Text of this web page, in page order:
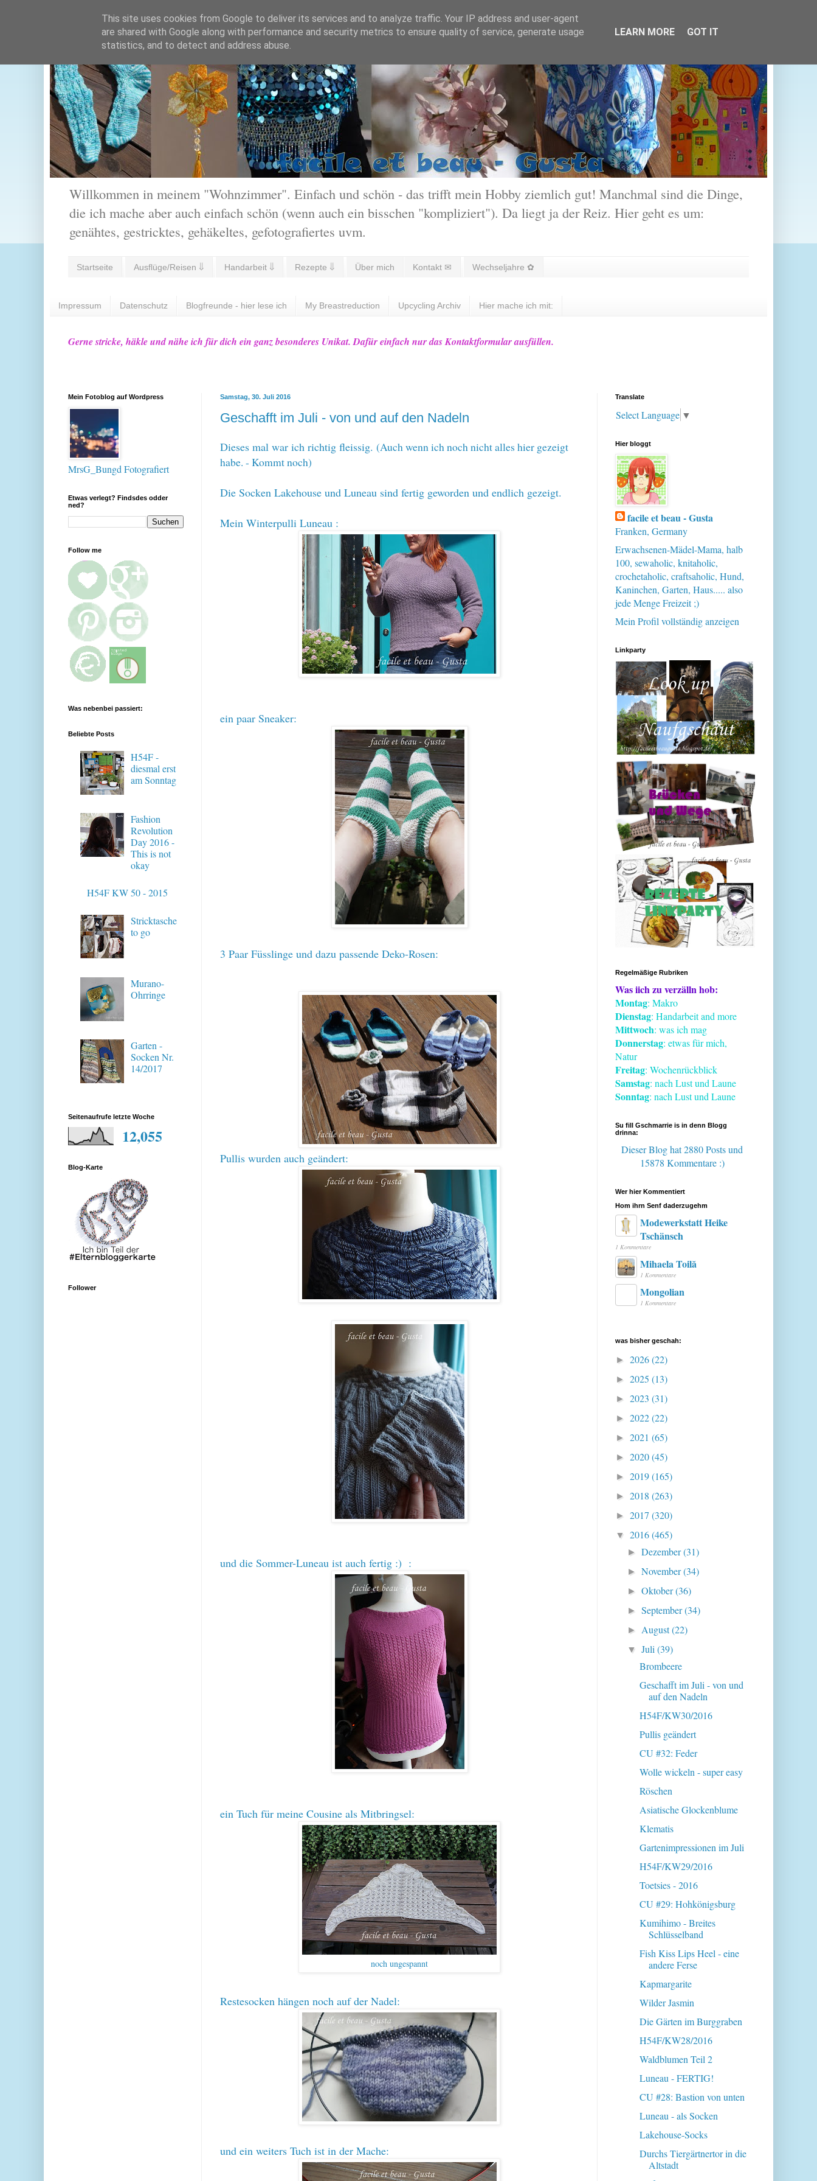
Willkommen in meinem "Wohnzimmer". Einfach und schön - das trifft mein Hobby ziemlich gut! Manchmal sind die Dinge,
die ich mache aber auch einfach schön (wenn auch ein bisschen "kompliziert"). Da liegt ja der Reiz. Hier geht es um:
genähtes, gestricktes, gehäkeltes, gefotografiertes uvm.
Startseite Ausflüge/Reisen ⇓ Handarbeit ⇓ Rezepte ⇓ Über mich Kontakt ✉ Wechseljahre ✿
Impressum Datenschutz Blogfreunde - hier lese ich My Breastreduction Upcycling Archiv Hier mache ich mit:
Gerne stricke, häkle und nähe ich für dich ein ganz besonderes Unikat. Dafür einfach nur das Kontaktformular ausfüllen.
Samstag, 30. Juli 2016
Geschafft im Juli - von und auf den Nadeln
Dieses mal war ich richtig fleissig. (Auch wenn ich noch nicht alles hier gezeigt
habe. - Kommt noch)
Die Socken Lakehouse und Luneau sind fertig geworden und endlich gezeigt.
Mein Winterpulli Luneau :
ein paar Sneaker:
3 Paar Füsslinge und dazu passende Deko-Rosen:
Pullis wurden auch geändert:
und die Sommer-Luneau ist auch fertig :) :
ein Tuch für meine Cousine als Mitbringsel:
noch ungespannt
Restesocken hängen noch auf der Nadel:
und ein weiters Tuch ist in der Mache:
Mein Fotoblog auf Wordpress
MrsG_Bungd Fotografiert
Etwas verlegt? Findsdes odder
ned?
Follow me
Was nebenbei passiert:
Beliebte Posts
H54F -
diesmal erst
am Sonntag
Fashion
Revolution
Day 2016 -
This is not
okay
H54F KW 50 - 2015
Stricktasche
to go
Murano-
Ohrringe
Garten -
Socken Nr.
14/2017
Seitenaufrufe letzte Woche
12,055
Blog-Karte
Follower
Translate
Select Language ▼
Hier bloggt
facile et beau - Gusta
Franken, Germany
Erwachsenen-Mädel-Mama, halb
100, sewaholic, knitaholic,
crochetaholic, craftsaholic, Hund,
Kaninchen, Garten, Haus..... also
jede Menge Freizeit ;)
Mein Profil vollständig anzeigen
Linkparty
Regelmäßige Rubriken
Was iich zu verzälln hob:
Montag: Makro
Dienstag: Handarbeit and more
Mittwoch: was ich mag
Donnerstag: etwas für mich,
Natur
Freitag: Wochenrückblick
Samstag: nach Lust und Laune
Sonntag: nach Lust und Laune
Su fill Gschmarrie is in denn Blogg
drinna:
Dieser Blog hat 2880 Postsund
15878 Kommentare :)
Wer hier Kommentiert
Hom ihrn Senf daderzugehm
Modewerkstatt Heike
Tschänsch
1 Kommentare
Mihaela Toilă
1 Kommentare
Mongolian
1 Kommentare
was bisher geschah:
► 2026(22)
► 2025 (13)
► 2023 (31)
► 2022(22)
► 2021 (65)
► 2020(45)
► 2019(165)
► 2018 (263)
► 2017 (320)
▼ 2016(465)
►Dezember(31)
►November(34)
►Oktober(36)
►September(34)
► August(22)
▼Juli(39)
Brombeere
Geschafft im Juli - von und
auf den Nadeln
H54F/KW30/2016
Pullis geändert
CU #32: Feder
Wolle wickeln - super easy
Röschen
Asiatische Glockenblume
Klematis
Gartenimpressionen im Juli
H54F/KW29/2016
Toetsies - 2016
CU #29: Hohkönigsburg
Kumihimo - Breites
Schlüsselband
Fish Kiss Lips Heel - eine
andere Ferse
Kapmargarite
Wilder Jasmin
Die Gärten im Burggraben
H54F/KW28/2016
Waldblumen Teil 2
Luneau - FERTIG!
CU #28: Bastion von unten
Luneau - als Socken
Lakehouse-Socks
Durchs Tiergärtnertor in die
Altstadt
This site uses cookies from Google to deliver its services and to analyze traffic. Your IP address and user-agent
are shared with Google along with performance and security metrics to ensure quality of service, generate usage
statistics, and to detect and address abuse.
LEARN MORE GOT IT